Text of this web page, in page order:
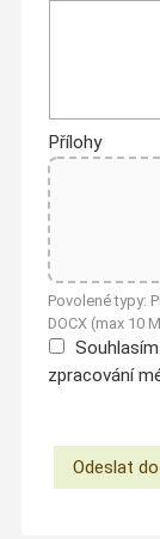
Přílohy
Povolené typy:
DOCX (max 10
zpracování